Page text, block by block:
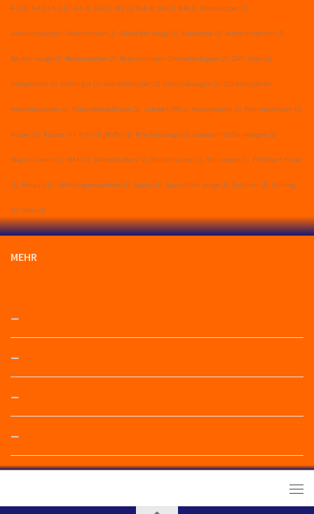
4-2 (1) 4-4 (1) 6-2 (1) 6-4 (1) 6-6 (1) 8-2 (1) 8-4 (1) 8-6 (1) 8-8 (1) Abrollkipper (1)
Abschleppwagen- Absetzkipper (1) Allradfahrzeuge (1) Autokräne (1) Autotransporter (1)
Baufahrzeuge (1) Betonmischer (1) Betonpumpen- Dreiseitenkipper (1) DAF- Iveco (1)
Fahrgestelle (1) Gefahrgut (1) Getreidekipper (1) Getränkewagen (1) Glastransporter -
Holztransporter (1) Hubarbeitsbühnen (1) Jumbo LKW (1) Kastenwagen (1) Kehrmaschinen (1)
Kipper (1) Kipper mit Kran (1) Koffer (1) Kranfahrzeuge (1) Lebensmitteltankwagen (1)
Magirus Deutz (1) MAN (1) Mercedes Benz (1) Muldenkipper (1) Müllwagen (1) Pritsche + Plane
(1) Renault (1) Sattelzugmaschinen (1) Scania (1) Spezialfahrzeuge (1) Tautliner (1) Unimog
(1) Volvo (1)
MEHR